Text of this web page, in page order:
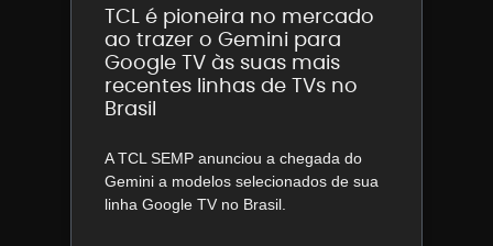
TCL é pioneira no mercado
ao trazer o Gemini para
Google TV às suas mais
recentes linhas de TVs no
Brasil
A TCL SEMP anunciou a chegada do
Gemini a modelos selecionados de sua
linha Google TV no Brasil.